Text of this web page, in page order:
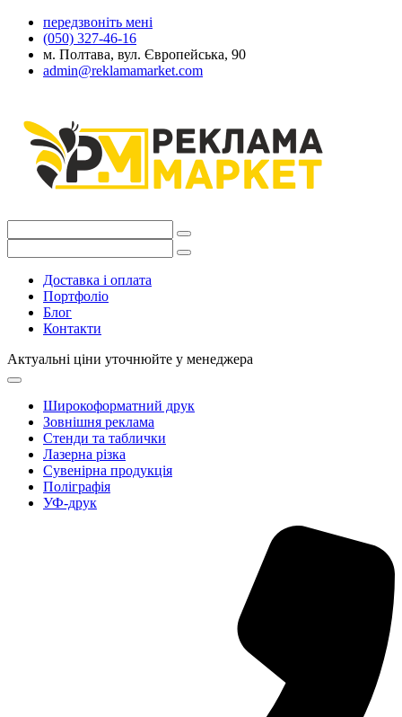
передзвоніть мені
(050) 327-46-16
м. Полтава, вул. Європейська, 90
admin@reklamamarket.com
Доставка і оплата
Портфоліо
Блог
Контакти
Актуальні ціни уточнюйте у менеджера
Широкоформатний друк
Зовнішня реклама
Стенди та таблички
Лазерна різка
Сувенірна продукція
Поліграфія
УФ-друк